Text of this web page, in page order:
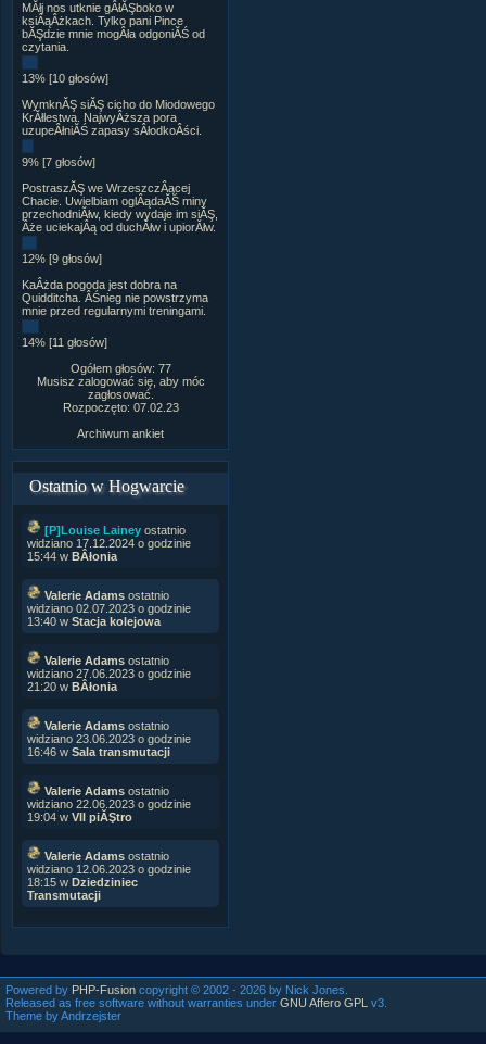
MĂłj nos utknie gÂłĂŞboko w
ksiÂąÂżkach. Tylko pani Pince
bĂŞdzie mnie mogÂła odgoniĂŚ od
czytania.
13% [10 głosów]
WymknĂŞ siĂŞ cicho do Miodowego
KrĂłlestwa. NajwyÂższa pora
uzupeÂłniĂŚ zapasy sÂłodkoÂści.
9% [7 głosów]
PostraszĂŞ we WrzeszczÂącej
Chacie. Uwielbiam oglÂądaĂŚ miny
przechodniĂłw, kiedy wydaje im siĂŞ,
Âże uciekajÂą od duchĂłw i upiorĂłw.
12% [9 głosów]
KaÂżda pogoda jest dobra na
Quidditcha. ÂŚnieg nie powstrzyma
mnie przed regularnymi treningami.
14% [11 głosów]
Ogółem głosów: 77
Musisz zalogować się, aby móc
zagłosować.
Rozpoczęto: 07.02.23
Archiwum ankiet
Ostatnio w Hogwarcie
[P]Louise Lainey ostatnio
widziano 17.12.2024 o godzinie
15:44 w BÂłonia
Valerie Adams ostatnio
widziano 02.07.2023 o godzinie
13:40 w Stacja kolejowa
Valerie Adams ostatnio
widziano 27.06.2023 o godzinie
21:20 w BÂłonia
Valerie Adams ostatnio
widziano 23.06.2023 o godzinie
16:46 w Sala transmutacji
Valerie Adams ostatnio
widziano 22.06.2023 o godzinie
19:04 w VII piĂŞtro
Valerie Adams ostatnio
widziano 12.06.2023 o godzinie
18:15 w Dziedziniec
Transmutacji
Powered by PHP-Fusion copyright © 2002 - 2026 by Nick Jones.
Released as free software without warranties under GNU Affero GPL
v3.
Theme by Andrzejster